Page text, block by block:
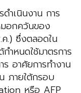
ำเนินงาน การ
อกควันของ
.) ซึ่งตลอดใน
ำหนดใช้มาตรการ
อาศัยการทำงาน
ภายใต้กรอบ
หรือ AFP